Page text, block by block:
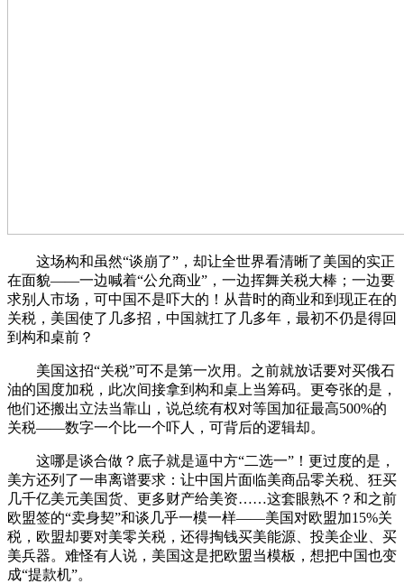
这场构和虽然“谈崩了”，却让全世界看清晰了美国的实正
在面貌——一边喊着“公允商业”，一边挥舞关税大棒；一边要
求别人市场，可中国不是吓大的！从昔时的商业和到现正在的
关税，美国使了几多招，中国就扛了几多年，最初不仍是得回
到构和桌前？
美国这招“关税”可不是第一次用。之前就放话要对买俄石
油的国度加税，此次间接拿到构和桌上当筹码。更夸张的是，
他们还搬出立法当靠山，说总统有权对等国加征最高500%的
关税——数字一个比一个吓人，可背后的逻辑却。
这哪是谈合做？底子就是逼中方“二选一”！更过度的是，
美方还列了一串离谱要求：让中国片面临美商品零关税、狂买
几千亿美元美国货、更多财产给美资……这套眼熟不？和之前
欧盟签的“卖身契”和谈几乎一模一样——美国对欧盟加15%关
税，欧盟却要对美零关税，还得掏钱买美能源、投美企业、买
美兵器。难怪有人说，美国这是把欧盟当模板，想把中国也变
成“提款机”。